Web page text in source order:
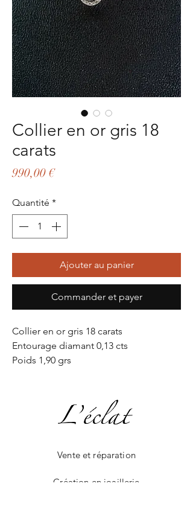
Collier en or gris 18
carats
990,00 €Prix
Quantité *
Ajouter au panier
Commander et payer
Collier en or gris 18 carats
Entourage diamant 0,13 cts
Poids 1,90 grs
Vente et réparation
Création en joaillerie